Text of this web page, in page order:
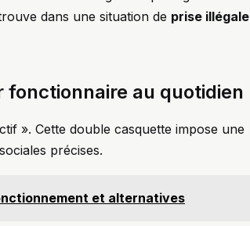
dans une situation de prise illégale
fonctionnaire au quotidien
». Cette double casquette impose une
précises.
et alternatives